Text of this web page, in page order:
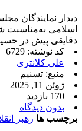
دیدار نمایندگان
اسلامی
دقایقی پیش در
کد نوشته: 6729
علی کلانتری
منبع: تسنیم
ژوئن 11, 2025
170 بازدید
بدون دیدگاه
برچسب ها رهبر